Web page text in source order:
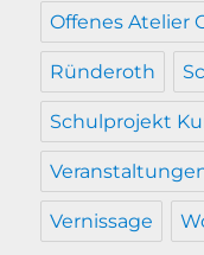
Offenes Atelier
Ründeroth
Schulprojekt
Vernissage